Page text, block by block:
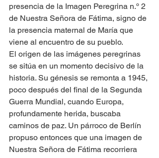
presencia de la Imagen Peregrina n.º 2
de Nuestra Señora de Fátima, signo de
la presencia maternal de María que
viene al encuentro de su pueblo.
El origen de las imágenes peregrinas
se sitúa en un momento decisivo de la
historia. Su génesis se remonta a 1945,
poco después del final de la Segunda
Guerra Mundial, cuando Europa,
profundamente herida, buscaba
caminos de paz. Un párroco de Berlín
propuso entonces que una imagen de
Nuestra Señora de Fátima recorriera